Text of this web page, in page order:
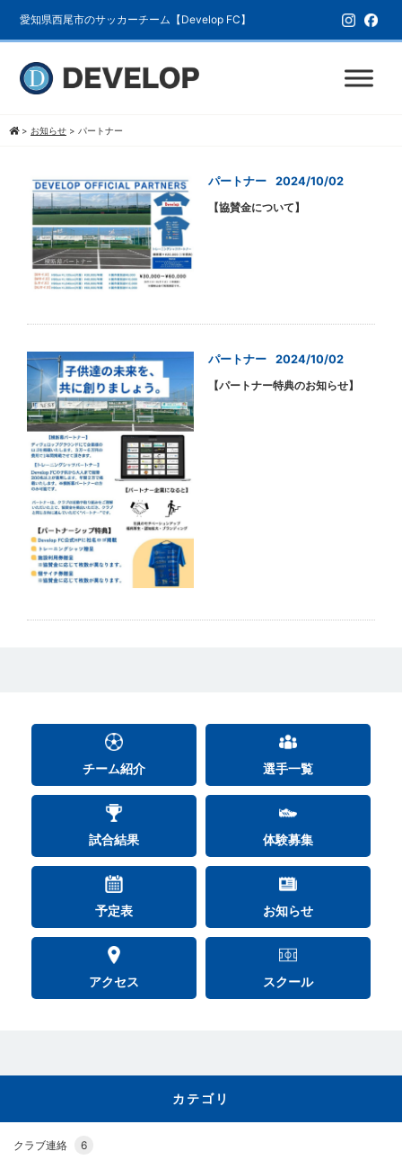
愛知県西尾市のサッカーチーム【Develop FC】
> お知らせ > パートナー
パートナー
2024/10/02
【協賛金について】
パートナー
2024/10/02
【パートナー特典のお知らせ】
チーム紹介 選手一覧
試合結果 体験募集
予定表 お知らせ
アクセス スクール
カテゴリ
クラブ連絡 6